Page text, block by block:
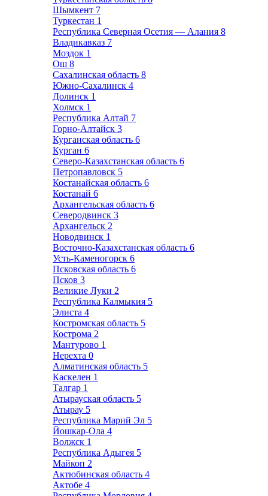
Шымкент 7
Туркестан 1
Республика Северная Осетия — Алания 8
Владикавказ 7
Моздок 1
Ош 8
Сахалинская область 8
Южно-Сахалинск 4
Долинск 1
Холмск 1
Республика Алтай 7
Горно-Алтайск 3
Курганская область 6
Курган 6
Северо-Казахстанская область 6
Петропавловск 5
Костанайская область 6
Костанай 6
Архангельская область 6
Северодвинск 3
Архангельск 2
Новодвинск 1
Восточно-Казахстанская область 6
Усть-Каменогорск 6
Псковская область 6
Псков 3
Великие Луки 2
Республика Калмыкия 5
Элиста 4
Костромская область 5
Кострома 2
Мантурово 1
Нерехта 0
Алматинская область 5
Каскелен 1
Талгар 1
Атырауская область 5
Атырау 5
Республика Марий Эл 5
Йошкар-Ола 4
Волжск 1
Республика Адыгея 5
Майкоп 2
Актюбинская область 4
Актобе 4